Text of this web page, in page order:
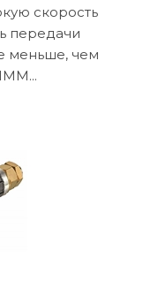
скорость
передачи
меньше, чем